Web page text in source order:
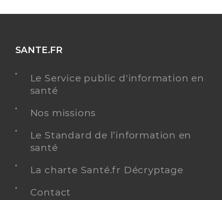
SANTE.FR
Le Service public d'information en
santé
Nos missions
Le Standard de l’information en
santé
La charte Santé.fr Décryptage
Contact